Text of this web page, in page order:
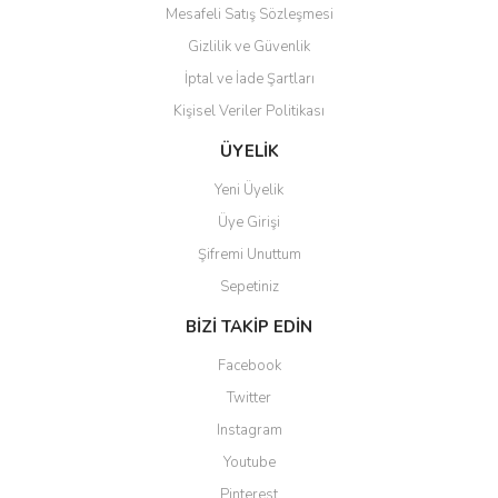
Gönder
Mesafeli Satış Sözleşmesi
Gizlilik ve Güvenlik
İptal ve İade Şartları
Kişisel Veriler Politikası
ÜYELİK
Yeni Üyelik
Üye Girişi
Şifremi Unuttum
Sepetiniz
BİZİ TAKİP EDİN
Facebook
Twitter
Instagram
Youtube